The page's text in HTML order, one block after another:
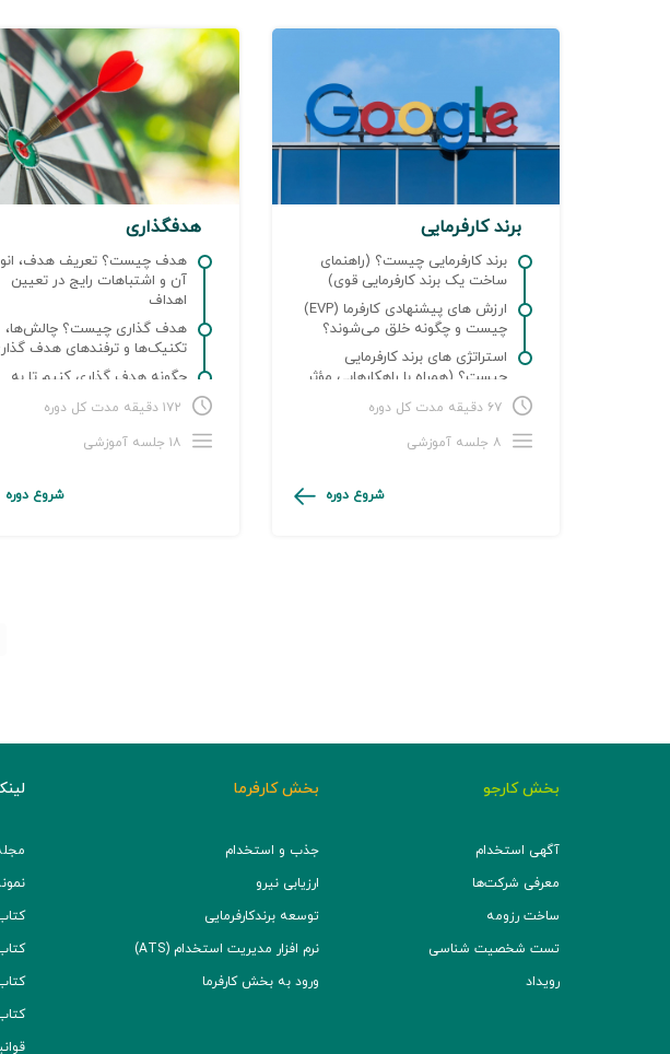
برند کارفرمایی
برند کارفرمایی چیست؟ (راهنمای
ساخت یک برند کارفرمایی قوی)
ارزش های پیشنهادی کارفرما (EVP)
چیست و چگونه خلق می‌شوند؟
استراتژی های برند کارفرمایی
چیست؟ (همراه با راهکارهایی مؤثر
برای ساخت آن)
۶۷ دقیقه مدت کل دوره
۸ جلسه آموزشی
شروع دوره
هدفگذاری
هدف چیست؟ تعریف هدف،
آن و اشتباهات رایج در تعیین
اهداف
هدف گذاری چیست؟ چالش‌ها،
تکنیک‌ها و ترفندهای هدف
چگونه هدف گذاری کنیم تا به
اهدافمان دست پیدا کنیم؟
۱۷۲ دقیقه مدت کل دوره
۱۸ جلسه آموزشی
شروع دوره
بخش کارجو
آگهی استخدام
معرفی شرکت‌ها
ساخت رزومه
تست شخصیت شناسی
رویداد
بخش کارفرما
جذب و استخدام
ارزیابی نیرو
توسعه برند‌کارفرمایی
نرم افزار مدیریت استخدام (ATS)
ورود به بخش کارفرما
کتاب